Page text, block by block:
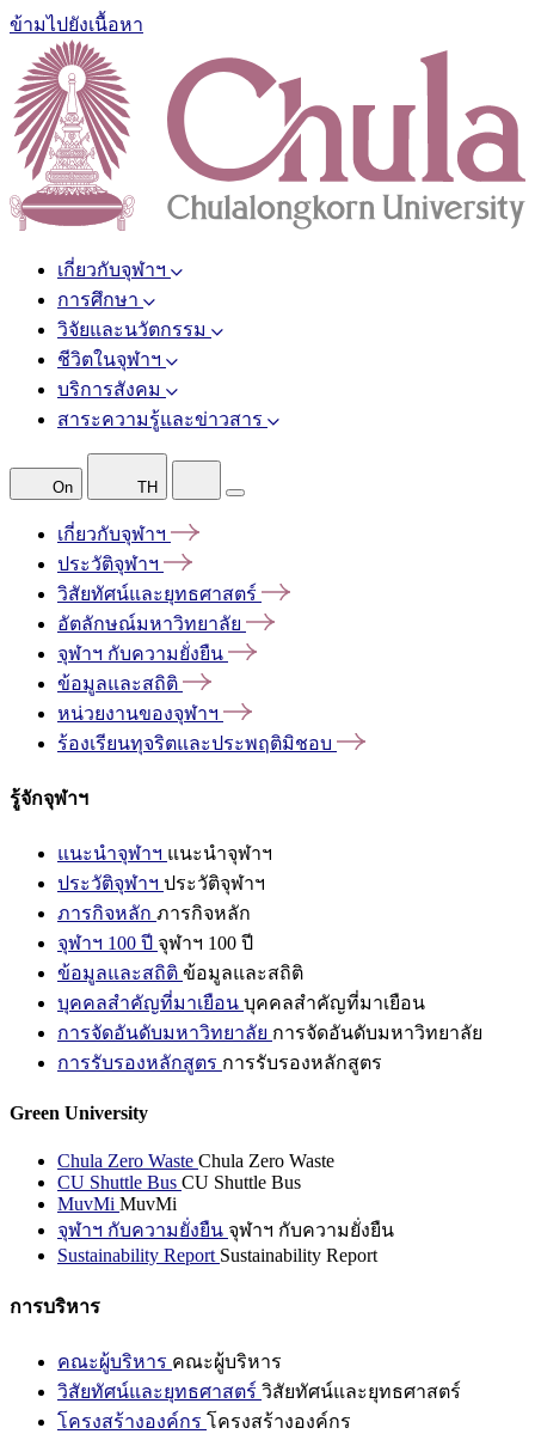
ข้ามไปยังเนื้อหา
เกี่ยวกับจุฬาฯ
การศึกษา
วิจัยและนวัตกรรม
ชีวิตในจุฬาฯ
บริการสังคม
สาระความรู้และข่าวสาร
On TH
เกี่ยวกับจุฬาฯ
ประวัติจุฬาฯ
วิสัยทัศน์และยุทธศาสตร์
อัตลักษณ์มหาวิทยาลัย
จุฬาฯ กับความยั่งยืน
ข้อมูลและสถิติ
หน่วยงานของจุฬาฯ
ร้องเรียนทุจริตและประพฤติมิชอบ
รู้จักจุฬาฯ
แนะนำจุฬาฯ แนะนำจุฬาฯ
ประวัติจุฬาฯ ประวัติจุฬาฯ
ภารกิจหลัก ภารกิจหลัก
จุฬาฯ 100 ปี จุฬาฯ 100 ปี
ข้อมูลและสถิติ ข้อมูลและสถิติ
บุคคลสำคัญที่มาเยือน บุคคลสำคัญที่มาเยือน
การจัดอันดับมหาวิทยาลัย การจัดอันดับมหาวิทยาลัย
การรับรองหลักสูตร การรับรองหลักสูตร
Green University
Chula Zero Waste Chula Zero Waste
CU Shuttle Bus CU Shuttle Bus
MuvMi MuvMi
จุฬาฯ กับความยั่งยืน จุฬาฯ กับความยั่งยืน
Sustainability Report Sustainability Report
การบริหาร
คณะผู้บริหาร คณะผู้บริหาร
วิสัยทัศน์และยุทธศาสตร์ วิสัยทัศน์และยุทธศาสตร์
โครงสร้างองค์กร โครงสร้างองค์กร